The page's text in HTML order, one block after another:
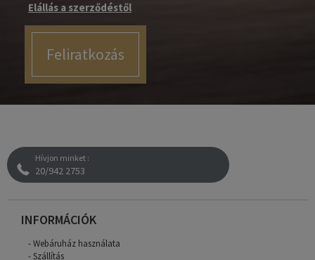
Elállás a szerződéstől
Feliratkozás
Hívjon minket :
20/942 2753
INFORMÁCIÓK
Webáruház használata
Szállítás